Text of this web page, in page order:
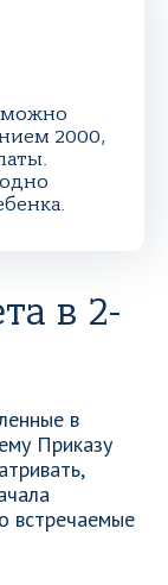
можно
2000,
в 2-
в
Приказу
встречаемые